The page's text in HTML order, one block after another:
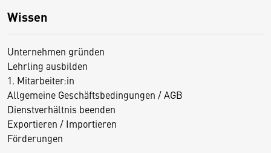
Wissen
Unternehmen gründen
Lehrling ausbilden
1. Mitarbeiter:in
Allgemeine Geschäftsbedingungen / AGB
Dienstverhältnis beenden
Exportieren / Importieren
Förderungen